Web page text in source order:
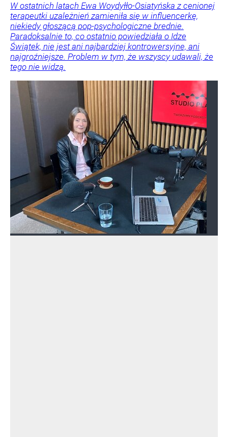
W ostatnich latach Ewa Woydyłło-Osiatyńska z cenionej
terapeutki uzależnień zamieniła się w influencerkę,
niekiedy głoszącą pop-psychologiczne brednie.
Paradoksalnie to, co ostatnio powiedziała o Idze
Świątek, nie jest ani najbardziej kontrowersyjne, ani
najgroźniejsze. Problem w tym, że wszyscy udawali, że
tego nie widzą.